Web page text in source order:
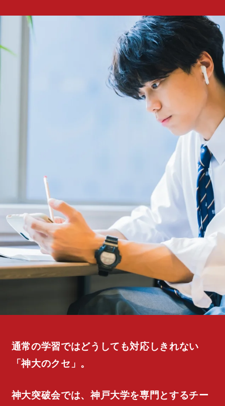
通常の学習ではどうしても対応しきれない
「神大のクセ」。
神大突破会では、神戸大学を専門とするチー